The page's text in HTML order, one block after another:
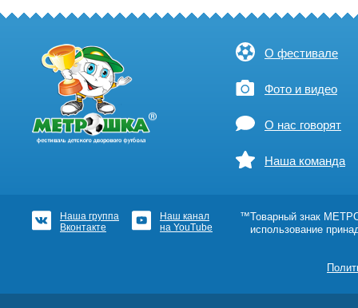
О фестивале
Фото и видео
О нас говорят
Наша команда
Наша группа
Вконтакте
Наш канал
на YouTube
™Товарный знак
использование